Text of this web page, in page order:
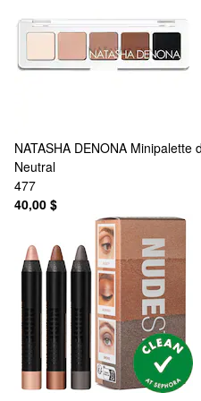
NATASHA DENONA Minipalette
Neutral
477
40,00 $